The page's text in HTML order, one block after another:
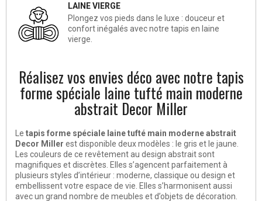
LAINE VIERGE
Plongez vos pieds dans le luxe : douceur et
confort inégalés avec notre tapis en laine
vierge.
Réalisez vos envies déco avec notre tapis
forme spéciale laine tufté main moderne
abstrait Decor Miller
Le tapis forme spéciale laine tufté main moderne abstrait
Decor Miller est disponible deux modèles : le gris et le jaune.
Les couleurs de ce revêtement au design abstrait sont
magnifiques et discrètes. Elles s’agencent parfaitement à
plusieurs styles d’intérieur : moderne, classique ou design et
embellissent votre espace de vie. Elles s’harmonisent aussi
avec un grand nombre de meubles et d’objets de décoration.